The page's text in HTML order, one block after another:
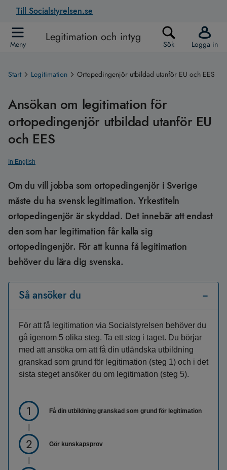
Till Socialstyrelsen.se
Meny Legitimation och intyg Sök Logga in
Start Legitimation Ortopedingenjör utbildad utanför EU och EES
Ansökan om legitimation för
ortopedingenjör utbildad utanför EU
och EES
In English
Om du vill jobba som ortopedingenjör i Sverige
måste du ha svensk legitimation. Yrkestiteln
ortopedingenjör är skyddad. Det innebär att endast
den som har legitimation får kalla sig
ortopedingenjör. För att kunna få legitimation
behöver du lära dig svenska.
Så ansöker du
För att få legitimation via Socialstyrelsen behöver du
gå igenom 5 olika steg. Ta ett steg i taget. Du börjar
med att ansöka om att få din utländska utbildning
granskad som grund för legitimation (steg 1) och i det
sista steget ansöker du om legitimation (steg 5).
Få din utbildning granskad som grund för legitimation
Gör kunskapsprov